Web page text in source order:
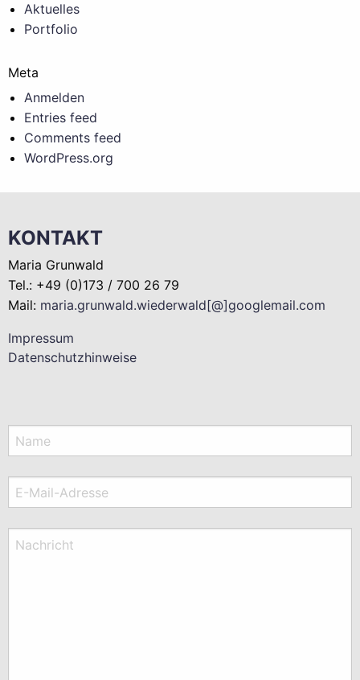
Aktuelles
Portfolio
Meta
Anmelden
Entries feed
Comments feed
WordPress.org
KONTAKT
Maria Grunwald
Tel.: +49 (0)173 / 700 26 79
Mail: maria.grunwald.wiederwald[@]googlemail.com
Impressum
Datenschutzhinweise
Name
E-Mail-Adresse
Nachricht